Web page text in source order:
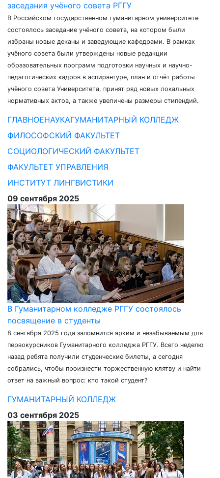
заседания учёного совета РГГУ
В Российском государственном гуманитарном университете
состоялось заседание учёного совета, на котором были
избраны новые деканы и заведующие кафедрами. В рамках
учёного совета были утверждены новые редакции
образовательных программ подготовки научных и научно-
педагогических кадров в аспирантуре, план и отчёт работы
учёного совета Университета, принят ряд новых локальных
нормативных актов, а также увеличены размеры стипендий.
ГЛАВНОЕНАУКАГУМАНИТАРНЫЙ КОЛЛЕДЖ
ФИЛОСОФСКИЙ ФАКУЛЬТЕТ
СОЦИОЛОГИЧЕСКИЙ ФАКУЛЬТЕТ
ФАКУЛЬТЕТ УПРАВЛЕНИЯ
ИНСТИТУТ ЛИНГВИСТИКИ
09 сентября 2025
В Гуманитарном колледже РГГУ состоялось
посвящение в студенты
8 сентября 2025 года запомнится ярким и незабываемым для
первокурсников Гуманитарного колледжа РГГУ. Всего неделю
назад ребята получили студенческие билеты, а сегодня
собрались, чтобы произнести торжественную клятву и найти
ответ на важный вопрос: кто такой студент?
ГУМАНИТАРНЫЙ КОЛЛЕДЖ
03 сентября 2025